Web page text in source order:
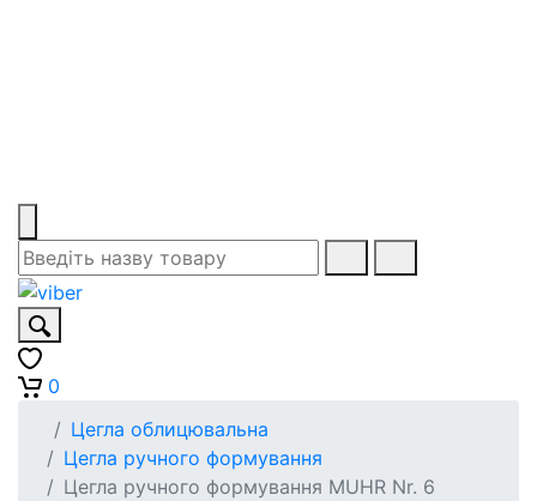
0
Цегла облицювальна
Цегла ручного формування
Цегла ручного формування MUHR Nr. 6